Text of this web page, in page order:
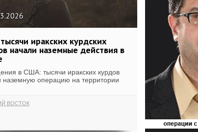
иракских курдских
начали наземные действия в
в США: тысячи иракских курдов
наземную операцию на территории
ВОСТОК